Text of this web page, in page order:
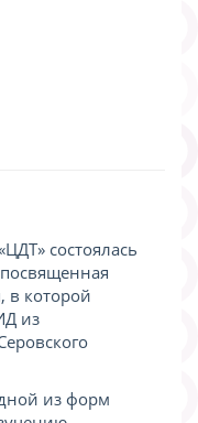
состоялась
в которой
из
из форм